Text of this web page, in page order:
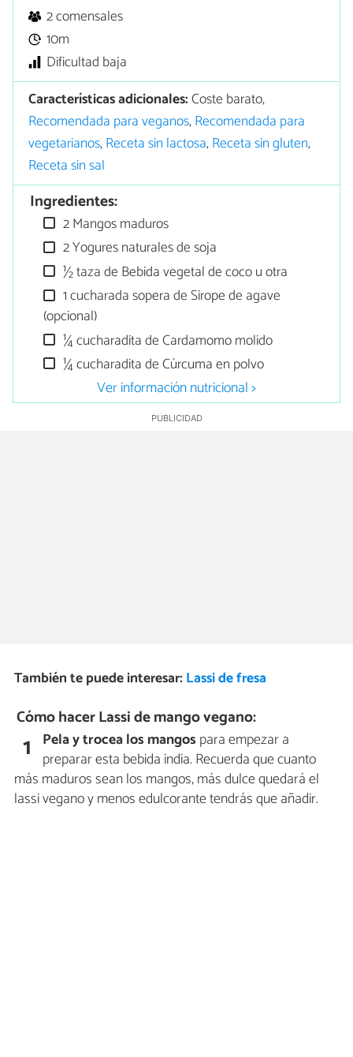
2 comensales
10m
Dificultad baja
Características adicionales:Coste barato,
Recomendada para veganos,Recomendada para
vegetarianos,Receta sin lactosa,Receta sin gluten,
Receta sin sal
Ingredientes:
2 Mangos maduros
2 Yogures naturales de soja
½ taza de Bebida vegetal de coco u otra
1 cucharada sopera de Sirope de agave
(opcional)
¼ cucharadita de Cardamomo molido
¼ cucharadita de Cúrcuma en polvo
Ver información nutricional >
También te puede interesar: Lassi de fresa
Cómo hacer Lassi de mango vegano:
1 Pela y trocea los mangos para empezar a
preparar esta bebida india. Recuerda que cuanto
más maduros sean los mangos, más dulce quedará el
lassi vegano y menos edulcorante tendrás que añadir.